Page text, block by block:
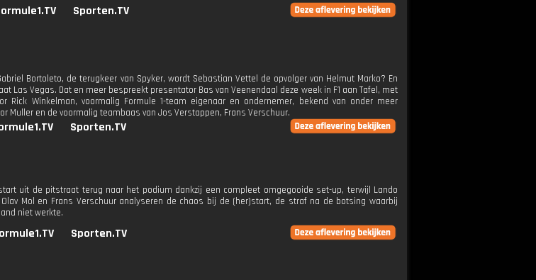
Sporten.TV
Bortoleto, de terugkeer van Spyker, wordt Sebastian Vettel de opvolger van Helmut Marko? En
Las Vegas. Dat en meer bespreekt presentator Bas van Veenendaal deze week in F1 aan Tafel, met
Rick Winkelman, voormalig Formule 1-team eigenaar en ondernemer, bekend van onder meer
Muller en de voormalig teambaas van Jos Verstappen, Frans Verschuur.
Sporten.TV
uit de pitstraat terug naar het podium dankzij een compleet omgegooide set-up, terwijl Lando
Mol en Frans Verschuur analyseren de chaos bij de (her)start, de straf na de botsing waarbij
niet werkte.
Sporten.TV